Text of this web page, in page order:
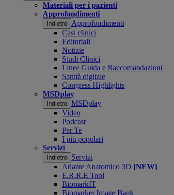
Materiali per i pazienti
Approfondimenti
Indietro Approfondimenti
Casi clinici
Editoriali
Notizie
Studi Clinici
Linee Guida e Raccomandazioni
Sanità digitale
Congress Highlights
MSDplay
Indietro MSDplay
Video
Podcast
Per Te
I più popolari
Servizi
Indietro Servizi
Atlante Anatomico 3D [NEW]
E.R.R.E Tool
BiomarkIT
Biomarker Image Bank